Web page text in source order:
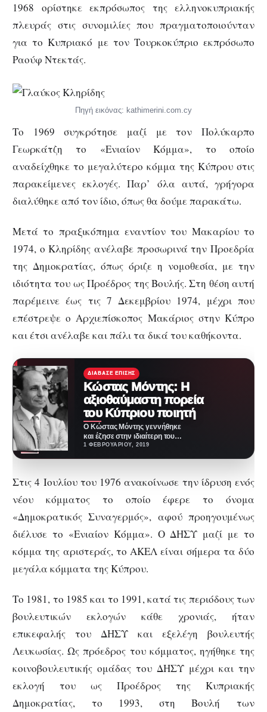
1968 ορίστηκε εκπρόσωπος της ελληνοκυπριακής
πλευράς στις συνομιλίες που πραγματοποιούνταν
για το Κυπριακό με τον Τουρκοκύπριο εκπρόσωπο
Ραούφ Ντεκτάς.
Πηγή εικόνας: kathimerini.com.cy
Το 1969 συγκρότησε μαζί με τον Πολύκαρπο
Γεωρκάτζη το «Ενιαίον Κόμμα», το οποίο
αναδείχθηκε το μεγαλύτερο κόμμα της Κύπρου στις
παρακείμενες εκλογές. Παρ’ όλα αυτά, γρήγορα
διαλύθηκε από τον ίδιο, όπως θα δούμε παρακάτω.
Μετά το πραξικόπημα εναντίον του Μακαρίου το
1974, ο Κληρίδης ανέλαβε προσωρινά την Προεδρία
της Δημοκρατίας, όπως όριζε η νομοθεσία, με την
ιδιότητα του ως Προέδρος της Βουλής. Στη θέση αυτή
παρέμεινε έως τις 7 Δεκεμβρίου 1974, μέχρι που
επέστρεψε ο Αρχιεπίσκοπος Μακάριος στην Κύπρο
και έτσι ανέλαβε και πάλι τα δικά του καθήκοντα.
ΔΙΆΒΑΣΕ ΕΠΊΣΗΣ
Κώστας Μόντης: Η
αξιοθαύμαστη πορεία
του Κύπριου ποιητή
Ο Κώστας Μόντης γεννήθηκε
και έζησε στην ιδιαίτερη του
πατρίδα, την Κύπρο.
1 ΦΕΒΡΟΥΑΡΊΟΥ, 2019
Στις 4 Ιουλίου του 1976 ανακοίνωσε την ίδρυση ενός
νέου κόμματος το οποίο έφερε το όνομα
«Δημοκρατικός Συναγερμός», αφού προηγουμένως
διέλυσε το «Ενιαίον Κόμμα». Ο ΔΗΣΥ μαζί με το
κόμμα της αριστεράς, το ΑΚΕΛ είναι σήμερα τα δύο
μεγάλα κόμματα της Κύπρου.
Το 1981, το 1985 και το 1991, κατά τις περιόδους των
βουλευτικών εκλογών κάθε χρονιάς, ήταν
επικεφαλής του ΔΗΣΥ και εξελέγη βουλευτής
Λευκωσίας. Ως πρόεδρος του κόμματος, ηγήθηκε της
κοινοβουλευτικής ομάδας του ΔΗΣΥ μέχρι και την
εκλογή του ως Προέδρος της Κυπριακής
Δημοκρατίας, το 1993, στη Βουλή των